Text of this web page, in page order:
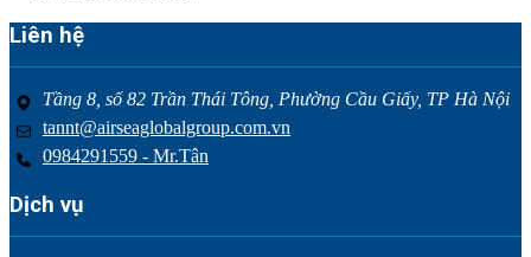
Liên hệ
Tầng 8, số 82 Trần Thái Tông, Phường Cầu Giấy, TP Hà Nội
tannt@airseaglobalgroup.com.vn
0984291559 - Mr.Tân
Dịch vụ